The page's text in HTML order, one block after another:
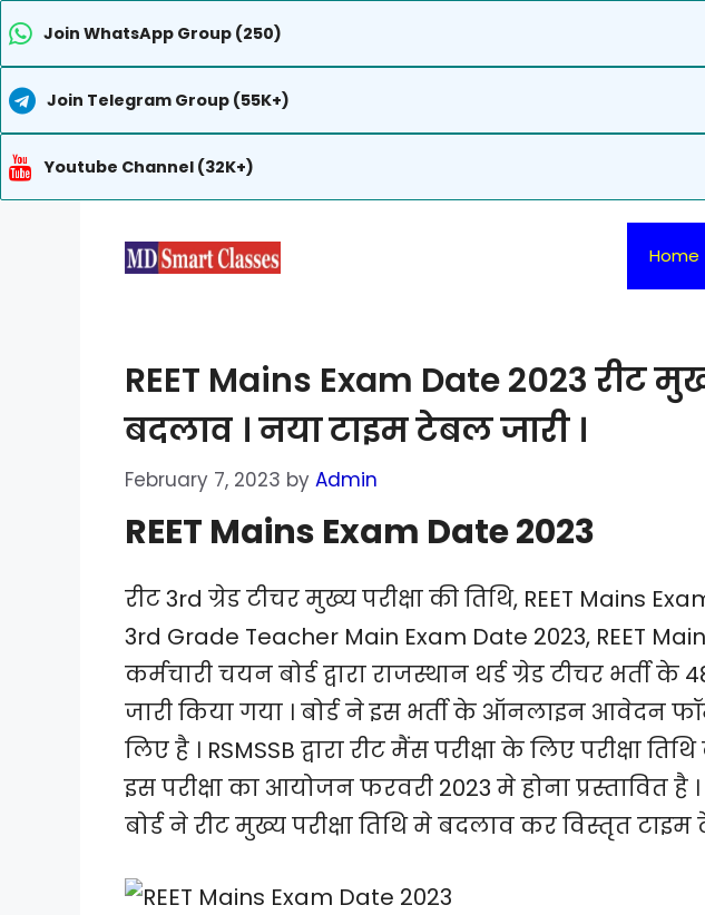
Join WhatsApp Group (250)
Join Telegram Group (55K+)
Youtube Channel (32K+)
Home
REET Mains Exam Date 2023 रीट
बदलाव । नया टाइम टेबल जारी ।
February 7, 2023 by Admin
REET Mains Exam Date 2023
रीट 3rd ग्रेड टीचर मुख्य परीक्षा की तिथि, REET Mains
3rd Grade Teacher Main Exam Date 2023, REET
कर्मचारी चयन बोर्ड द्वारा राजस्थान थर्ड ग्रेड टीचर भर्ती
जारी किया गया । बोर्ड ने इस भर्ती के ऑनलाइन आवेदन
लिए है । RSMSSB द्वारा रीट मैंस परीक्षा के लिए परीक्षा
इस परीक्षा का आयोजन फरवरी 2023 मे होना प्रस्तावित
बोर्ड ने रीट मुख्य परीक्षा तिथि मे बदलाव कर विस्तृत टाइम